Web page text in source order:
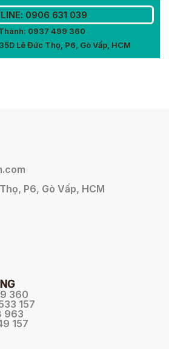
0906 631 039
0937 499 360
Lê Đức Thọ, P6, Gò Vấp, HCM
P6, Gò Vấp, HCM
360
157
963
157